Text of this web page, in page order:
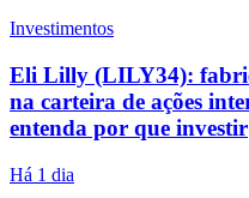
Investimentos
Eli Lilly (LILY34):
na carteira de ações
entenda por que investir
Há 1 dia